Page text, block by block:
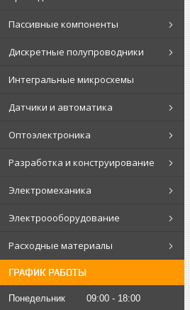
Пассивные компоненты
Дискретные полупроводники
Интегральные микросхемы
Датчики и автоматика
Оптоэлектроника
Разработка и конструирование
Электромеханика
Электроооборудование
Расходные материалы
ГРАФИК РАБОТЫ
Понедельник 09:00
18:00